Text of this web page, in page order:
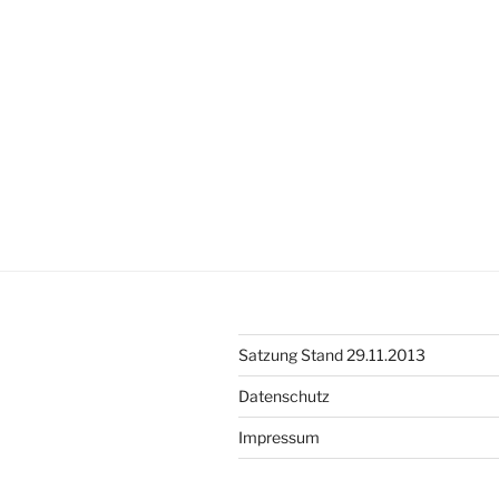
Satzung Stand 29.11.2013
Datenschutz
Impressum